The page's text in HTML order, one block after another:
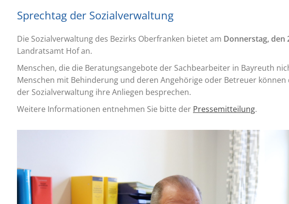
Sprechtag der Sozialverwaltung
Die Sozialverwaltung des Bezirks Oberfranken bietet am Donnerstag, den
Landratsamt Hof an.
Menschen, die die Beratungsangebote der Sachbearbeiter in Bayreuth
Menschen mit Behinderung und deren Angehörige oder Betreuer
der Sozialverwaltung ihre Anliegen besprechen.
Weitere Informationen entnehmen Sie bitte der Pressemitteilung.